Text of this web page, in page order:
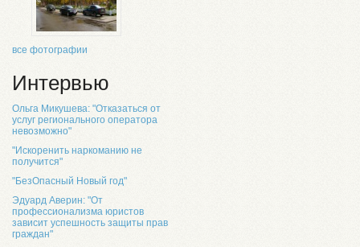
все фотографии
Интервью
Ольга Микушева: "Отказаться от
услуг регионального оператора
невозможно"
"Искоренить наркоманию не
получится"
"БезОпасный Новый год"
Эдуард Аверин: "От
профессионализма юристов
зависит успешность защиты прав
граждан"